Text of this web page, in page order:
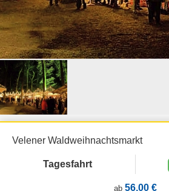
Velener Waldweihnachtsmarkt
Tagesfahrt
ab 56,00 €